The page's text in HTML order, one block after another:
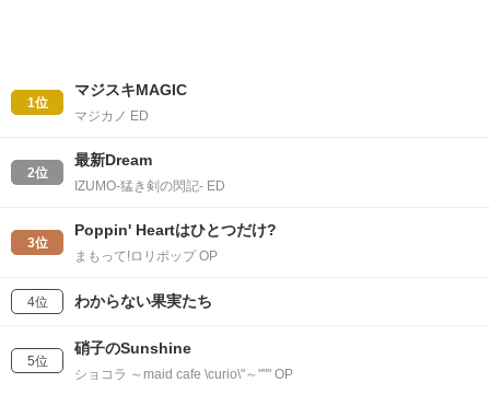
1位
マジスキMAGIC
マジカノ ED
2位
最新Dream
IZUMO-猛き剣の閃記- ED
3位
Poppin' Heartはひとつだけ?
まもって!ロリポップ OP
4位 わからない果実たち
5位
硝子のSunshine
ショコラ ～maid cafe \curio\"～""" OP